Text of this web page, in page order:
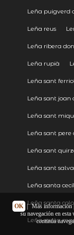
Leña puigverd
Leña reus
Leña ribera
Leña rupià
Leña sant ferriol
Leña sant joan
Leña sant
Leña sant
Leña sant
Leña sant
Leña santa
Leña santa
Leña santa
OK | Más información
su navegación en
continúa